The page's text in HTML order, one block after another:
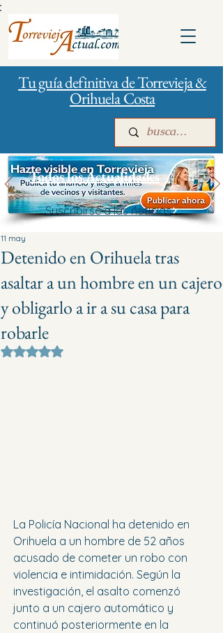
Tu guía definitiva de Torrevieja &
Orihuela Costa
Publicidad
Todos los Actualidades
Suscribirse a las noticias
Detenido en Orihuela tras
asaltar a un hombre en un cajero
y obligarlo a ir a su casa para
robarle
11 may
Obtuvo NaN de 5 estrellas.
La Policía Nacional ha detenido en
Orihuela a un hombre de 52 años
acusado de cometer un robo con
violencia e intimidación. Según la
investigación, el asalto comenzó
junto a un cajero automático y
continuó posteriormente en la